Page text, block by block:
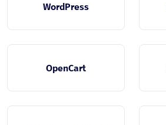
WordPress
OpenCart